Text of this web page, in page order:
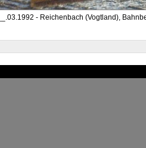
__.03.1992 - Reichenbach (Vogtland),